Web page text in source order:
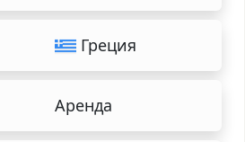
Греция
Аренда